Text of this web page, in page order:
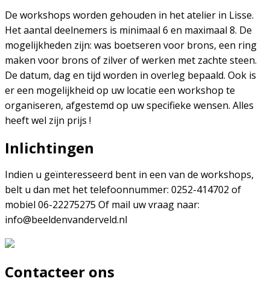
De workshops worden gehouden in het atelier in Lisse.
Het aantal deelnemers is minimaal 6 en maximaal 8. De
mogelijkheden zijn: was boetseren voor brons, een ring
maken voor brons of zilver of werken met zachte steen.
De datum, dag en tijd worden in overleg bepaald. Ook is
er een mogelijkheid op uw locatie een workshop te
organiseren, afgestemd op uw specifieke wensen. Alles
heeft wel zijn prijs !
Inlichtingen
Indien u geïnteresseerd bent in een van de workshops,
belt u dan met het telefoonnummer: 0252-414702 of
mobiel 06-22275275 Of mail uw vraag naar:
info@beeldenvanderveld.nl
Contacteer ons